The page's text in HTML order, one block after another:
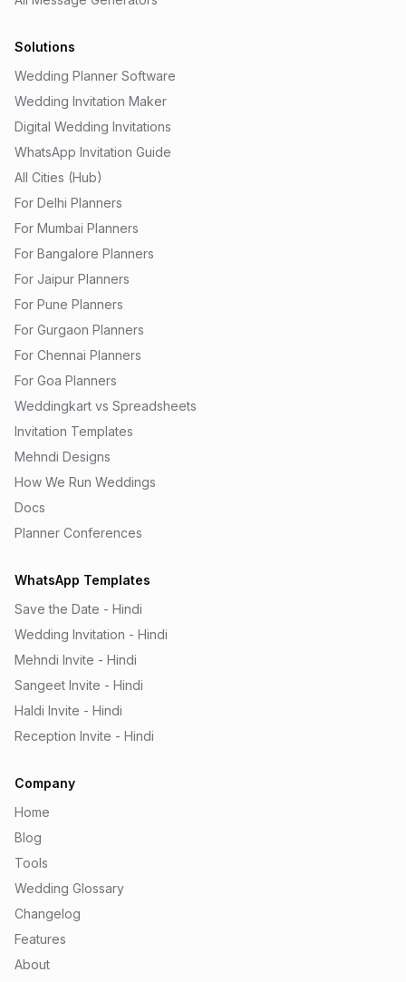
Solutions
Wedding Planner Software
Wedding Invitation Maker
Digital Wedding Invitations
WhatsApp Invitation Guide
All Cities (Hub)
For Delhi Planners
For Mumbai Planners
For Bangalore Planners
For Jaipur Planners
For Pune Planners
For Gurgaon Planners
For Chennai Planners
For Goa Planners
Weddingkart vs Spreadsheets
Invitation Templates
Mehndi Designs
How We Run Weddings
Docs
Planner Conferences
WhatsApp Templates
Save the Date - Hindi
Wedding Invitation - Hindi
Mehndi Invite - Hindi
Sangeet Invite - Hindi
Haldi Invite - Hindi
Reception Invite - Hindi
Company
Home
Blog
Tools
Wedding Glossary
Changelog
Features
About